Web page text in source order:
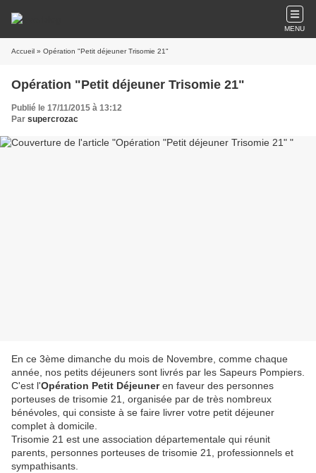
MENU
Accueil » Opération "Petit déjeuner Trisomie 21"
Opération "Petit déjeuner Trisomie 21"
Publié le 17/11/2015 à 13:12
Par supercrozac
En ce 3ème dimanche du mois de Novembre, comme chaque
année, nos petits déjeuners sont livrés par les Sapeurs Pompiers.
C'est l'Opération Petit Déjeuneren faveur des personnes
porteuses de trisomie 21, organisée par de très nombreux
bénévoles, qui consiste à se faire livrer votre petit déjeuner
complet à domicile.
Trisomie 21 est une association départementale qui réunit
parents, personnes porteuses de trisomie 21, professionnels et
sympathisants.